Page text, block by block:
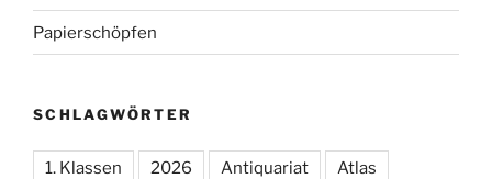
Papierschöpfen
SCHLAGWÖRTER
1. Klassen 2026 Antiquariat Atlas